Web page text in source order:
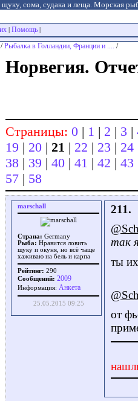
сома, судака и леща. Морская
Помощь
/Рыбалка в Голландии, Франции и .... /
Норвегия.
Страницы: 0 | 1 | 2 | 3 |
19 | 20 | 21 | 22 | 23 | 24
38 | 39 | 40 | 41 | 42 | 43
57 | 58
marschall
Страна: Germany
Рыба: Нравится ловить
щуку и окуня, но всё чаще
хаживаю на бель и карпа
Рейтинг: 290
Сообщений: 2009
Информация: Aнкета
25.05.2015 09:25
211.
так
ты
от